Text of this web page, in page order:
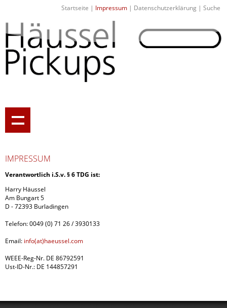
Startseite | Impressum | Datenschutzerklärung | Suche
IMPRESSUM
Verantwortlich i.S.v. § 6 TDG ist:
Harry Häussel
Am Bungart 5
D - 72393 Burladingen
Telefon: 0049 (0) 71 26 / 3930133
Email: info(at)haeussel.com
WEEE-Reg-Nr. DE 86792591
Ust-ID-Nr.: DE 144857291